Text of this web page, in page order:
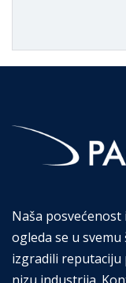
Naša
ogleda se u
izgradili reputaciju
nizu industrija.